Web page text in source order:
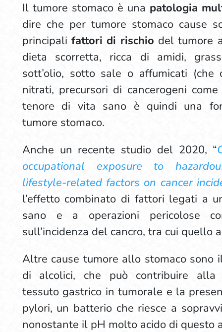
Il tumore stomaco è una patologia
dire che per tumore stomaco cause
principalifattori di rischio del tumore
dieta scorretta, ricca di amidi,
sott’olio, sotto sale o affumicati (che
nitrati, precursori di cancerogeni
tenore di vita sano è quindi una
tumore stomaco.
Anche un recente studio del 2020, “
occupational exposure to
lifestyle-related factors on cancer
l’effetto combinato di fattori legati a
sano e a operazioni pericolose
sull’incidenza del cancro, tra cui quello
Altre cause tumore allo stomaco sono
di alcolici, che può contribuire alla
tessuto gastrico in tumorale e la
pylori, un batterio che riesce a
nonostante il pH molto acido di questo